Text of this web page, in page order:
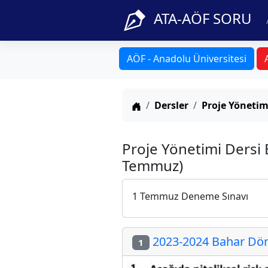
ATA-AÖF SORU
AÖF - Anadolu Üniversitesi
Anasayfa
Dersler Proje
Proje Yönetimi Dersi
Temmuz)
1 Temmuz Deneme Sınavı
1 2023-2024 Bahar